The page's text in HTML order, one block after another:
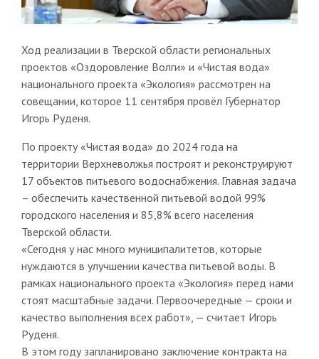
Ход реализации в Тверской области региональных
проектов «Оздоровление Волги» и «Чистая вода»
национального проекта «Экология» рассмотрен на
совещании, которое 11 сентября провёл Губернатор
Игорь Руденя.
По проекту «Чистая вода» до 2024 года на
территории Верхневолжья построят и реконструируют
17 объектов питьевого водоснабжения. Главная задача
– обеспечить качественной питьевой водой 99%
городского населения и 85,8% всего населения
Тверской области.
«Сегодня у нас много муниципалитетов, которые
нуждаются в улучшении качества питьевой воды. В
рамках национального проекта «Экология» перед нами
стоят масштабные задачи. Первоочередные — сроки и
качество выполнения всех работ», — считает Игорь
Руденя.
В этом году запланировано заключение контракта на